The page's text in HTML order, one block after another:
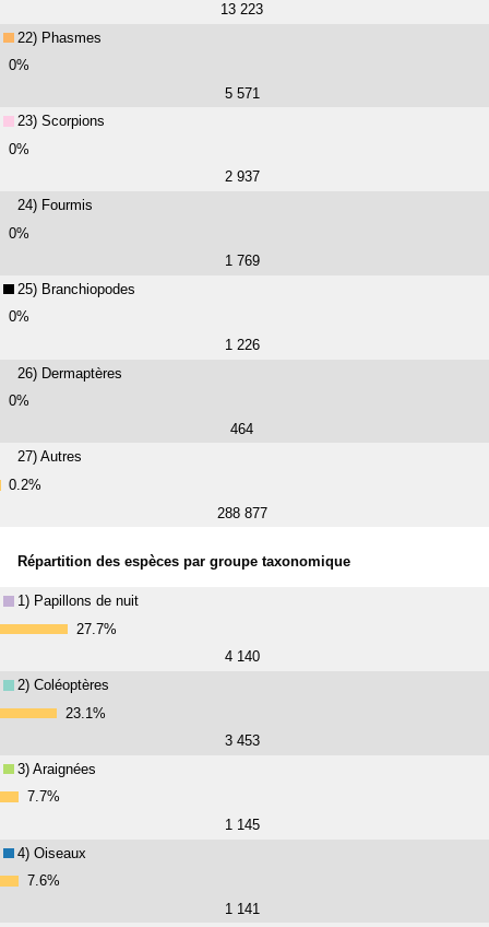
13 223
22) Phasmes
0%
5 571
23) Scorpions
0%
2 937
24) Fourmis
0%
1 769
25) Branchiopodes
0%
1 226
26) Dermaptères
0%
464
27) Autres
0.2%
288 877
Répartition des espèces par groupe taxonomique
1) Papillons de nuit
27.7%
4 140
2) Coléoptères
23.1%
3 453
3) Araignées
7.7%
1 145
4) Oiseaux
7.6%
1 141